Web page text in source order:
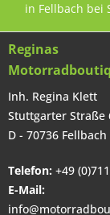
in Fellbach bei
Reginas
Inh. Regina Klett
Stuttgarter Straße
D - 70736 Fellbach
Telefon: +49
E-Mail: